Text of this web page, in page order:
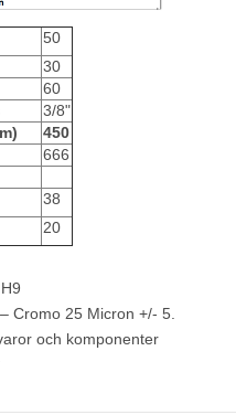
50
30
60
3/8"
450
666
38
20
Cromo 25 Micron +/- 5.
och komponenter